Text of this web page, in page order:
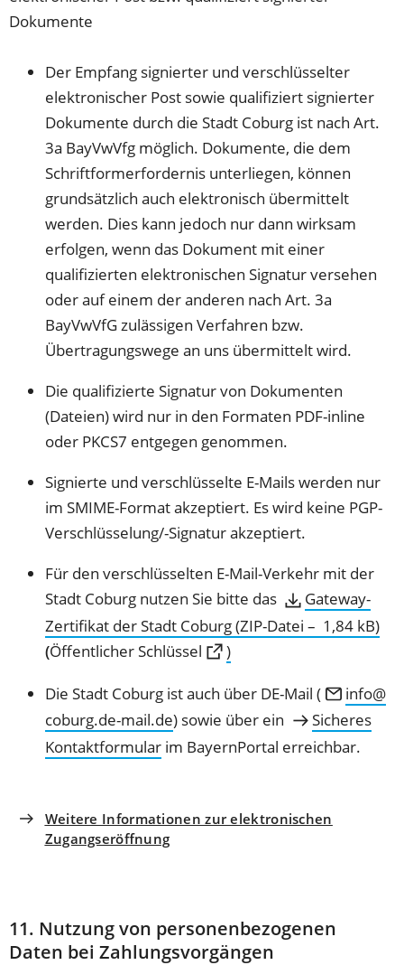
Dokumente
Der Empfang signierter und verschlüsselter
elektronischer Post sowie qualifiziert signierter
Dokumente durch die Stadt Coburg ist nach Art.
3a BayVwVfg möglich. Dokumente, die dem
Schriftformerfordernis unterliegen, können
grundsätzlich auch elektronisch übermittelt
werden. Dies kann jedoch nur dann wirksam
erfolgen, wenn das Dokument mit einer
qualifizierten elektronischen Signatur versehen
oder auf einem der anderen nach Art. 3a
BayVwVfG zulässigen Verfahren bzw.
Übertragungswege an uns übermittelt wird.
Die qualifizierte Signatur von Dokumenten
(Dateien) wird nur in den Formaten PDF-inline
oder PKCS7 entgegen genommen.
Signierte und verschlüsselte E-Mails werden nur
im SMIME-Format akzeptiert. Es wird keine PGP-
Verschlüsselung/-Signatur akzeptiert.
Für den verschlüsselten E-Mail-Verkehr mit der
Stadt Coburg nutzen Sie bitte das
Gateway-
Zertifikat der Stadt Coburg ZIP-Datei
1,84 kB
(Öffentlicher Schlüssel )
(Öffnet
einem
neuen
Die Stadt Coburg ist auch über DE-Mail (
info
coburg.de-mail de) sowie über ein
Sicheres
Kontaktformular im BayernPortal erreichbar.
Weitere Informationen zur elektronischen
Zugangseröffnung
11. Nutzung von personenbezogenen
Daten bei Zahlungsvorgängen